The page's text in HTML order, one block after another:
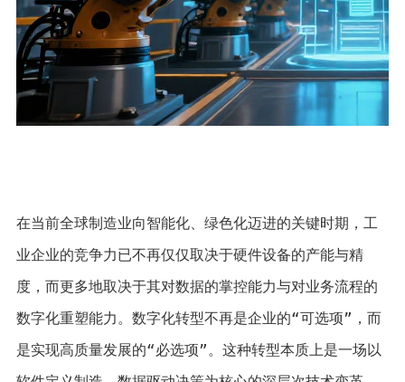
在当前全球制造业向智能化、绿色化迈进的关键时期，工
业企业的竞争力已不再仅仅取决于硬件设备的产能与精
度，而更多地取决于其对数据的掌控能力与对业务流程的
数字化重塑能力。数字化转型不再是企业的“可选项”，而
是实现高质量发展的“必选项”。这种转型本质上是一场以